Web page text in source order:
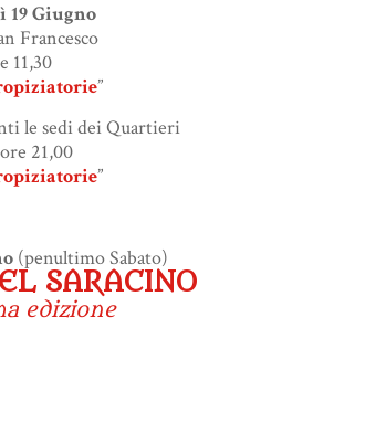
19 Giugno
Francesco
11,30
”
le sedi dei Quartieri
21,00
”
(penultimo Sabato)
SARACINO
edizione